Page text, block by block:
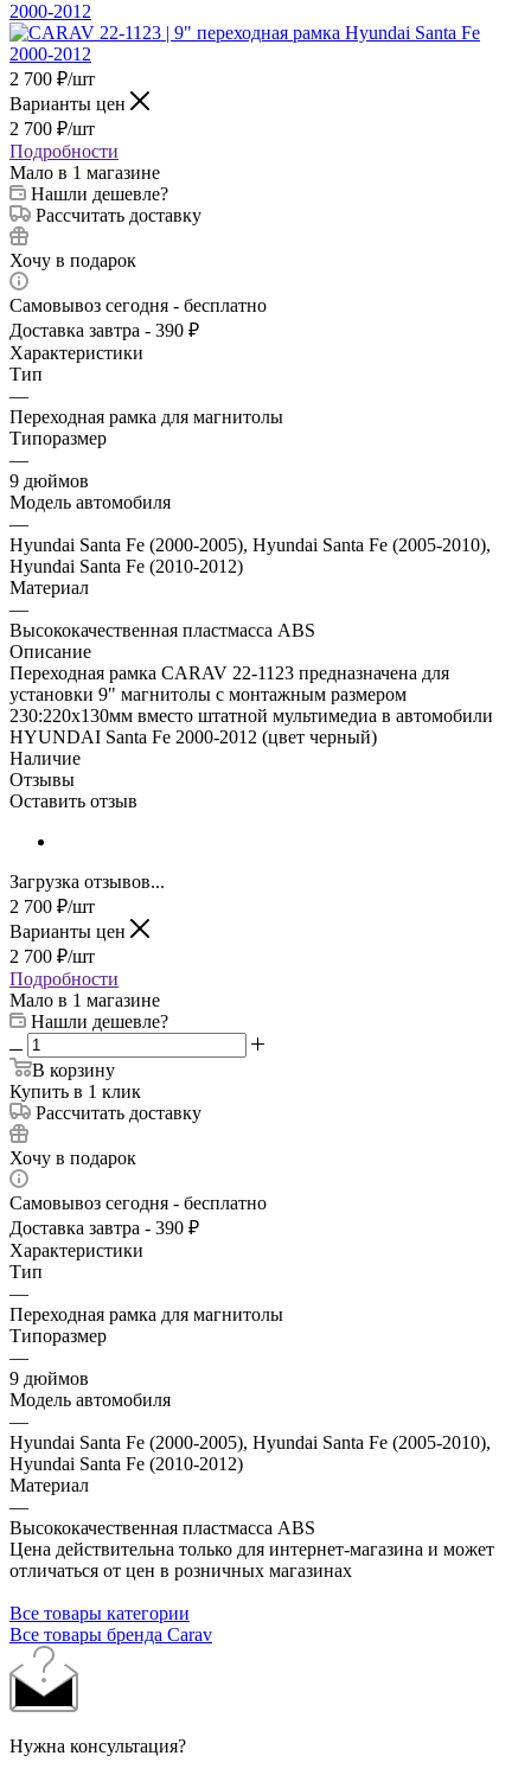
2 700 ₽/шт
Варианты цен
2 700 ₽/шт
Подробности
Мало в 1 магазине
Нашли дешевле?
Рассчитать доставку
Хочу в подарок
Самовывоз сегодня - бесплатно
Доставка завтра - 390 ₽
Характеристики
Тип
—
Переходная рамка для магнитолы
Типоразмер
—
9 дюймов
Модель автомобиля
—
Hyundai Santa Fe (2000-2005), Hyundai Santa Fe (2005-2010),
Hyundai Santa Fe (2010-2012)
Материал
—
Высококачественная пластмасса ABS
Описание
Переходная рамка CARAV 22-1123 предназначена для
установки 9" магнитолы с монтажным размером
230:220х130мм вместо штатной мультимедиа в автомобили
HYUNDAI Santa Fe 2000-2012 (цвет черный)
Наличие
Отзывы
Оставить отзыв
Загрузка отзывов...
2 700 ₽/шт
Варианты цен
2 700 ₽/шт
Подробности
Мало в 1 магазине
Нашли дешевле?
В корзину
Купить в 1 клик
Рассчитать доставку
Хочу в подарок
Самовывоз сегодня - бесплатно
Доставка завтра - 390 ₽
Характеристики
Тип
—
Переходная рамка для магнитолы
Типоразмер
—
9 дюймов
Модель автомобиля
—
Hyundai Santa Fe (2000-2005), Hyundai Santa Fe (2005-2010),
Hyundai Santa Fe (2010-2012)
Материал
—
Высококачественная пластмасса ABS
Цена действительна только для интернет-магазина и может
отличаться от цен в розничных магазинах
Все товары категории
Все товары бренда Carav
Нужна консультация?